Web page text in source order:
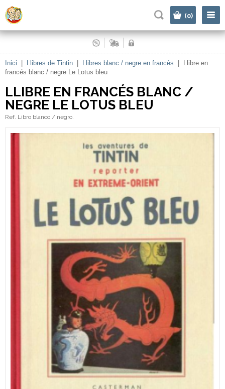
(0)
Inici Llibres de Tintin Llibres blanc / negre en francès
Llibre en
francés blanc / negre Le Lotus bleu
LLIBRE EN FRANCÉS BLANC /
NEGRE LE LOTUS BLEU
Ref. Libro blanco / negro.